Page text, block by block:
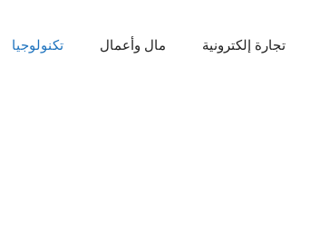
تجارة إلكترونية مال وأعمال تكنولوجيا